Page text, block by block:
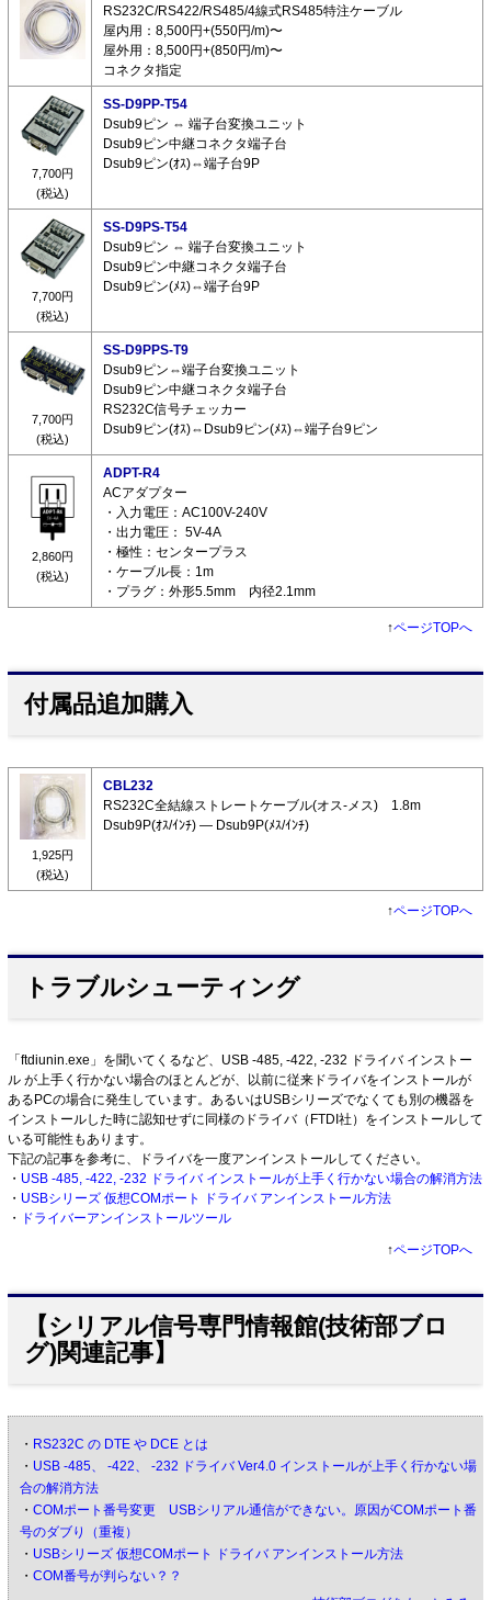
RS232C/RS422/RS485/4線式RS485特注ケーブル
屋内用：8,500円+(550円/m)〜
屋外用：8,500円+(850円/m)〜
コネクタ指定
7,700円
(税込)
SS-D9PP-T54
Dsub9ピン ⇔ 端子台変換ユニット
Dsub9ピン中継コネクタ端子台
Dsub9ピン(ｵｽ)⇔端子台9P
7,700円
(税込)
SS-D9PS-T54
Dsub9ピン ⇔ 端子台変換ユニット
Dsub9ピン中継コネクタ端子台
Dsub9ピン(ﾒｽ)⇔端子台9P
7,700円
(税込)
SS-D9PPS-T9
Dsub9ピン⇔端子台変換ユニット
Dsub9ピン中継コネクタ端子台
RS232C信号チェッカー
Dsub9ピン(ｵｽ)⇔Dsub9ピン(ﾒｽ)⇔端子台9ピン
2,860円
(税込)
ADPT-R4
ACアダプター
・入力電圧：AC100V-240V
・出力電圧： 5V-4A
・極性：センタープラス
・ケーブル長：1m
・プラグ：外形5.5mm 内径2.1mm
↑ページTOPへ
付属品追加購入
1,925円
(税込)
CBL232
RS232C全結線ストレートケーブル(オス-メス) 1.8m
Dsub9P(ｵｽ/ｲﾝﾁ) ― Dsub9P(ﾒｽ/ｲﾝﾁ)
↑ページTOPへ
トラブルシューティング
「ftdiunin.exe」を聞いてくるなど、USB -485, -422, -232 ドライバ インストー
ル が上手く行かない場合のほとんどが、以前に従来ドライバをインストールが
あるPCの場合に発生しています。あるいはUSBシリーズでなくても別の機器を
インストールした時に認知せずに同様のドライバ（FTDI社）をインストールして
いる可能性もあります。
下記の記事を参考に、ドライバを一度アンインストールしてください。
・ USB -485, -422, -232 ドライバ インストールが上手く行かない場合の解消方法
・ USBシリーズ 仮想COMポート ドライバ アンインストール方法
・
ドライバーアンインストールツール
↑ページTOPへ
【シリアル信号専門情報館(技術部ブロ
グ)関連記事】
・ RS232C の DTE や DCE とは
・ USB -485、 -422、 -232 ドライバ Ver4.0 インストールが上手く行かない場
合の解消方法
・ COMポート番号変更 USBシリアル通信ができない。原因がCOMポート番
号のダブり（重複）
・ USBシリーズ 仮想COMポート ドライバ アンインストール方法
・ COM番号が判らない？？